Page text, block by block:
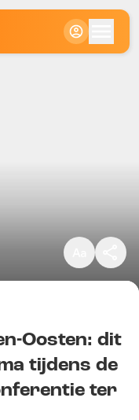
Oosten: dit
tijdens de
ter